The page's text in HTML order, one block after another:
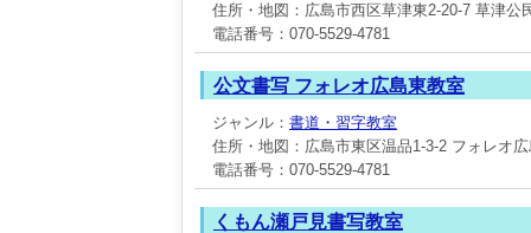
住所・地図：広島市西区草津東2-20-7 草津公
電話番号：070-5529-4781
公文書写 フォレオ広島東教室
ジャンル： 書道・習字教室
住所・地図：広島市東区温品1-3-2 フォレオ
電話番号：070-5529-4781
くもん瀬戸見書写教室